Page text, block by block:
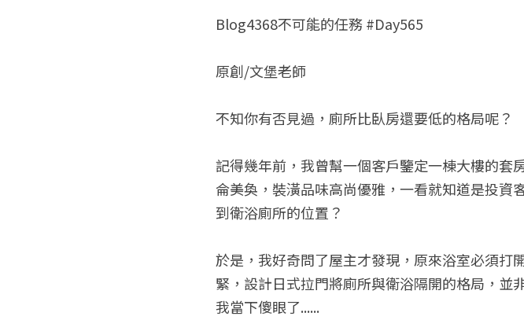
Blog4368不可能的任務 #Day565
原創/文堡老師
不知你有否見過，廁所比臥房還要低的格局呢？
記得幾年前，我曾幫一個客戶鑒定一棟大樓的套
侖美奐，裝潢品味高尚優雅，一看就知道是投資
到衛浴廁所的位置？
於是，我好奇問了屋主才發現，原來浴室必須打
緊，設計日式拉門將廁所與衛浴隔開的格局，並
我當下傻眼了......